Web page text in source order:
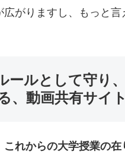
がりますし、もっと
ールとして守り
、動画共有サイ
れからの大学授業の在